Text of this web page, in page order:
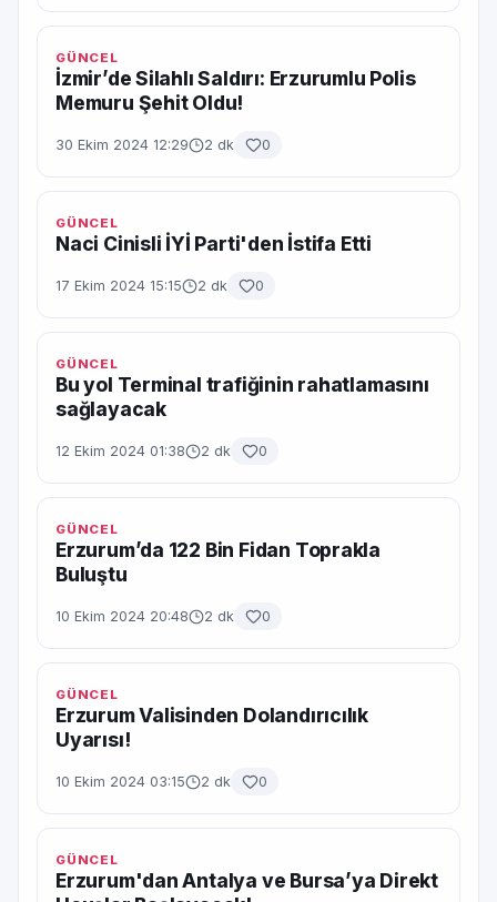
GÜNCEL
İzmir’de Silahlı Saldırı: Erzurumlu Polis
Memuru Şehit Oldu!
30 Ekim 2024 12:29 2 dk 0
GÜNCEL
Naci Cinisli İYİ Parti'den İstifa Etti
17 Ekim 2024 15:15 2 dk 0
GÜNCEL
Bu yol Terminal trafiğinin rahatlamasını
sağlayacak
12 Ekim 2024 01:38 2 dk 0
GÜNCEL
Erzurum’da 122 Bin Fidan Toprakla
Buluştu
10 Ekim 2024 20:48 2 dk 0
GÜNCEL
Erzurum Valisinden Dolandırıcılık
Uyarısı!
10 Ekim 2024 03:15 2 dk 0
GÜNCEL
Erzurum'dan Antalya ve Bursa’ya Direkt